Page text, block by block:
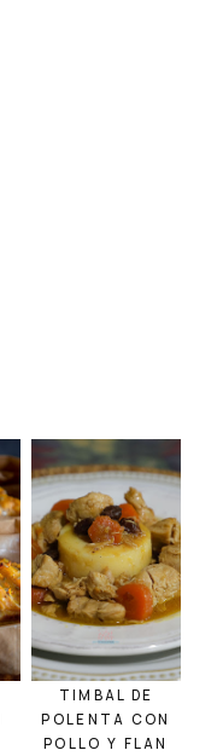
TIMBAL DE
POLENTA CON
POLLO Y FLAN